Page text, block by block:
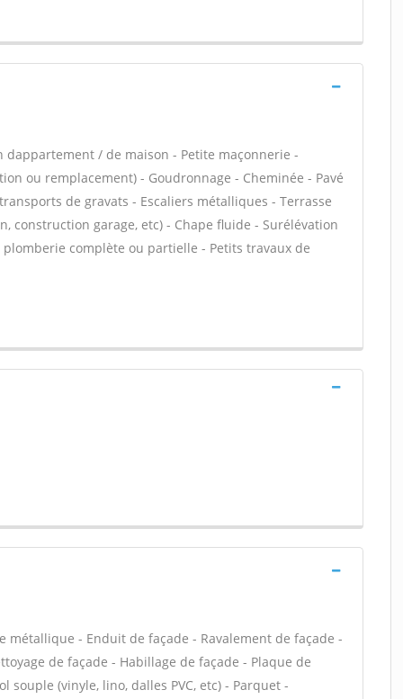
/ de maison - Petite maçonnerie -
ou remplacement) - Goudronnage - Cheminée - Pavé
de gravats - Escaliers métalliques - Terrasse
construction garage, etc) - Chape fluide - Surélévation
complète ou partielle - Petits travaux de
- Enduit de façade - Ravalement de façade -
de façade - Habillage de façade - Plaque de
(vinyle, lino, dalles PVC, etc) - Parquet -